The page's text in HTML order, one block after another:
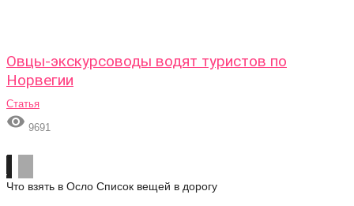
Овцы-экскурсоводы водят туристов по
Норвегии
Статья
 9691
Что взять в Осло Список вещей в дорогу